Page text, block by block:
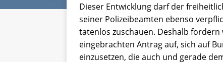
Dieser Entwicklung darf der
seiner Polizeibeamten ebenso
tatenlos zuschauen. Deshalb
eingebrachten Antrag auf, sich auf
einzusetzen, die auch und gerade